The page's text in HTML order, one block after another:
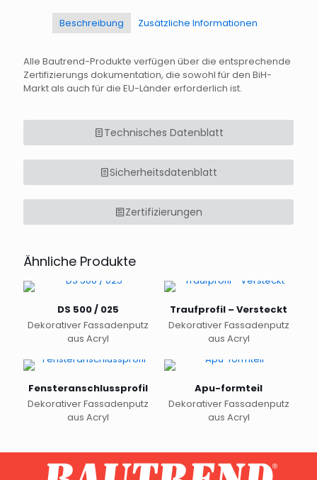
Beschreibung Zusätzliche Informationen
Alle Bautrend-Produkte verfügen über die entsprechende
Zertifizierungs dokumentation, die sowohl für den BiH-
Markt als auch für die EU-Länder erforderlich ist.
Technisches Datenblatt
Sicherheitsdatenblatt
Zertifizierungen
Ähnliche Produkte
DS 500 / 025
Dekorativer Fassadenputz
aus Acryl
Traufprofil – Versteckt
Dekorativer Fassadenputz
aus Acryl
Fensteranschlussprofil
Dekorativer Fassadenputz
aus Acryl
Apu-formteil
Dekorativer Fassadenputz
aus Acryl